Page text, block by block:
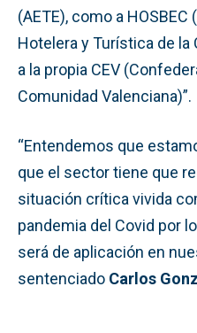
(AETE), como a
Hotelera y Turística de la
a la propia CEV
Comunidad Valenciana)”.
“Entendemos que
que el sector tiene que
situación crítica vivida
pandemia del Covid por
será de aplicación en
sentenciado Carlos